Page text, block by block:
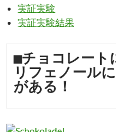
実証実験
実証実験結果
■チョコレート
リフェノール
がある！